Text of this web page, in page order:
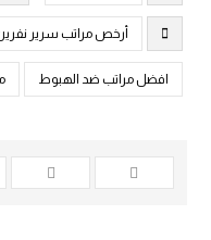
أرخص مراتب سرير
افضل مراتب ضد الهبوط